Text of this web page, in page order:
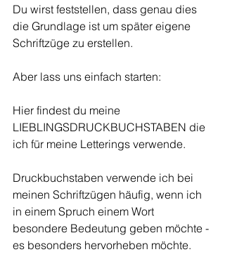
Du wirst feststellen, dass genau dies
die Grundlage ist um später eigene
Schriftzüge zu erstellen.
Aber lass uns einfach starten:
Hier findest du meine
LIEBLINGSDRUCKBUCHSTABEN die
ich für meine Letterings verwende.
Druckbuchstaben verwende ich bei
meinen Schriftzügen häufig, wenn ich
in einem Spruch einem Wort
besondere Bedeutung geben möchte -
es besonders hervorheben möchte.